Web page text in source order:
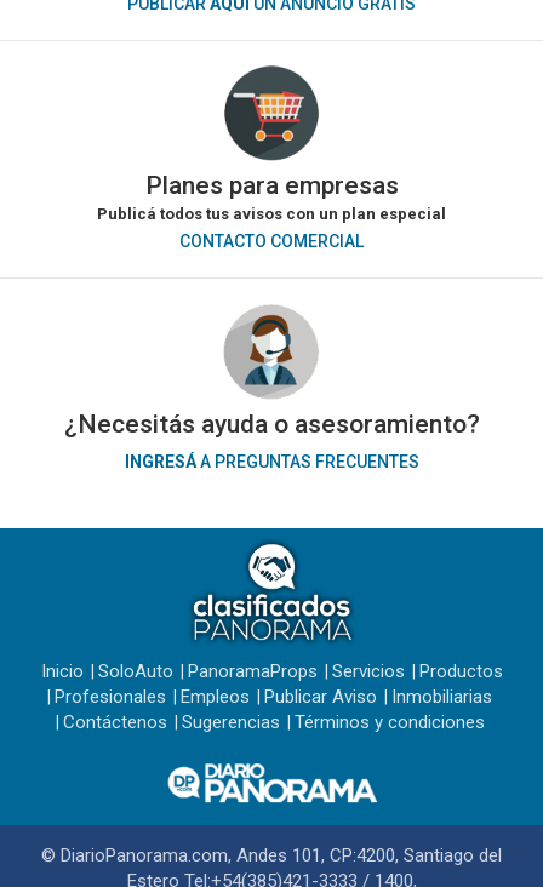
PUBLICARAQUÍ UN ANUNCIO GRATIS
Planes para empresas
Publicá todos tus avisos con un plan especial
CONTACTO COMERCIAL
¿Necesitás ayuda o asesoramiento?
INGRESÁA PREGUNTAS FRECUENTES
Inicio SoloAuto PanoramaProps Servicios
Productos
Profesionales
Empleos Publicar Aviso
Inmobiliarias
Contáctenos
Sugerencias Términos y condiciones
© DiarioPanorama.com, Andes 101, CP:4200, Santiago del
Estero Tel:+54(385)421-3333 / 1400,